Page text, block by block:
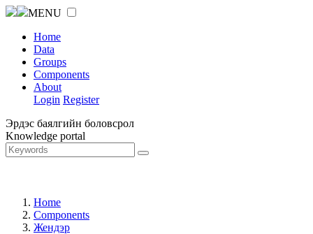
MENU
Home
Data
Groups
Components
About
Login Register
Эрдэс баялгийн боловсрол
Knowledge portal
Home
Components
Жендэр